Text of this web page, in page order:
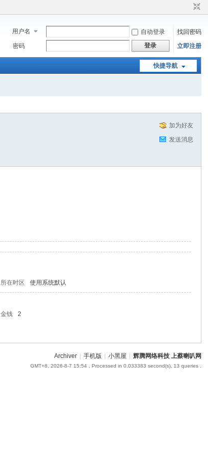
用户名 自动登录
找回密码
密码
登录 立即注册
快捷导航
加为好友
发送消息
所在时区 使用系统默认
金钱
2
Archiver 手机版 小黑屋 辉腾网络科技 上蔡喇叭网
GMT+8, 2026-8-7 15:54, Processed in 0.033383 second(s), 13 queries .